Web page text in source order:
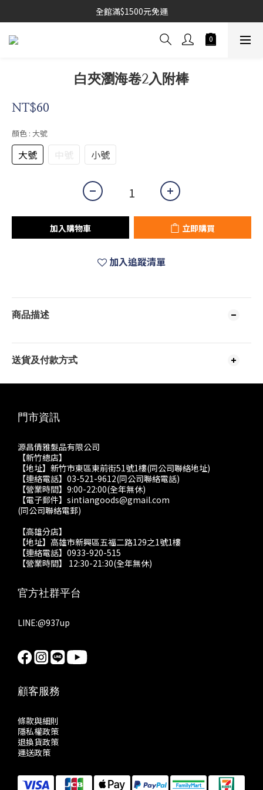
全館滿$1500元免運
白夾瀏海卷2入附棒
NT$60
顏色 : 大號
大號 中號 小號
加入購物車 立即購買
加入追蹤清單
商品描述
送貨及付款方式
門市資訊
源昌倩雅髮品有限公司
【新竹總店】
【地址】新竹市東區東前街51號1樓(同公司聯絡地址)
【連絡電話】03-521-9612(同公司聯絡電話)
【營業時間】9:00-22:00(全年無休)
【電子郵件】sintiangoods@gmail.com
(同公司聯絡電郵)
【高雄分店】
【地址】高雄市新興區五福二路129之1號1樓
【連絡電話】0933-920-515
【營業時間】 12:30-21:30(全年無休)
官方社群平台
LINE:@937up
顧客服務
條款與細則
隱私權政策
退換貨政策
運送政策